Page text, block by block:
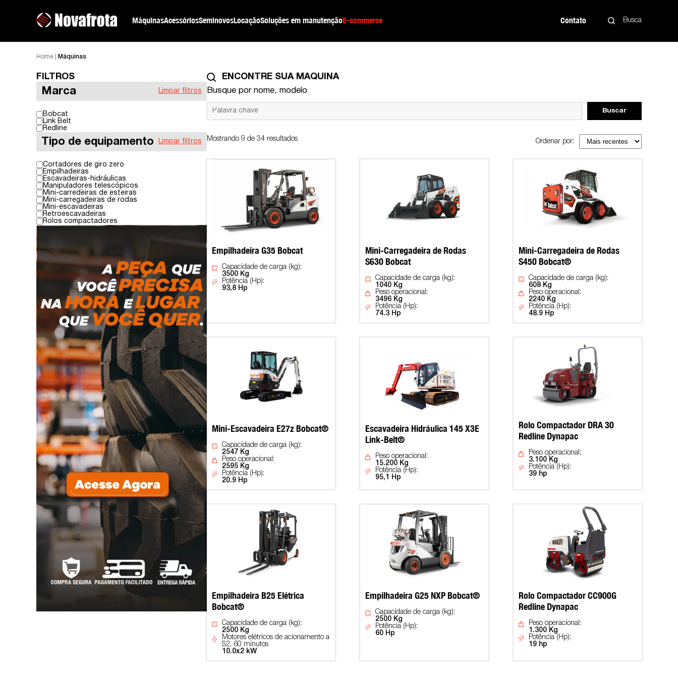
MáquinasAcessóriosSeminovosLocaçãoSoluções em manutençãoE-commerce Contato Busca
Home Máquinas
FILTROS
Marca Limpar filtros
Bobcat
Link Belt
Redline
Tipo de equipamento Limpar filtros
Cortadores de giro zero
Empilhadeiras
Escavadeiras-hidráulicas
Manipuladores telescópicos
Mini-carredeiras de esteiras
Mini-carregadeiras de rodas
Mini-escavadeiras
Retroescavadeiras
Rolos compactadores
ENCONTRE SUA MÁQUINA
Busque por nome, modelo
Buscar
Mostrando 9 de 34 resultados Ordenar por:
Empilhadeira G35 Bobcat
Capacidade de carga (kg):
3500 Kg
Potência (Hp):
93,8 Hp
Mini-Carregadeira de Rodas
S630 Bobcat
Capacidade de carga (kg):
1040 Kg
Peso operacional:
3496 Kg
Potência (Hp):
74.3 Hp
Mini-Carregadeira de Rodas
S450 Bobcat®
Capacidade de carga (kg):
608 Kg
Peso operacional:
2240 Kg
Potência (Hp):
48.9 Hp
Mini-Escavadeira E27z Bobcat®
Capacidade de carga (kg):
2547 Kg
Peso operacional:
2595 Kg
Potência (Hp):
20.9 Hp
Escavadeira Hidráulica 145 X3E
Link-Belt®
Peso operacional:
15.200 Kg
Potência (Hp):
95,1 Hp
Rolo Compactador DRA 30
Redline Dynapac
Peso operacional:
3.100 Kg
Potência (Hp):
39 hp
Empilhadeira B25 Elétrica
Bobcat®
Capacidade de carga (kg):
2500 Kg
Motores elétricos de acionamento a
S2, 60 minutos
10.0x2 kW
Empilhadeira G25 NXP Bobcat®
Capacidade de carga (kg):
2500 Kg
Potência (Hp):
60 Hp
Rolo Compactador CC900G
Redline Dynapac
Peso operacional:
1.300 Kg
Potência (Hp):
19 hp